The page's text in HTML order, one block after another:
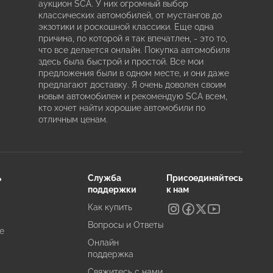
аукцион SCA. У них огромный выбор
классических автомобилей, от мустангов до
экзотики и роскошной классики. Еще одна
причина, по которой я так впечатлен, - это то,
что все делается онлайн. Покупка автомобиля
здесь была быстрой и простой. Все мои
предложения были в одном месте, и они даже
предлагают доставку. Я очень доволен своим
новым автомобилем и рекомендую SCA всем,
кто хочет найти хорошие автомобили по
отличным ценам.
Служба
поддержки
Как купить
Вопросы и Ответы
Онлайн
поддержка
Присоединяйтесь
к нам